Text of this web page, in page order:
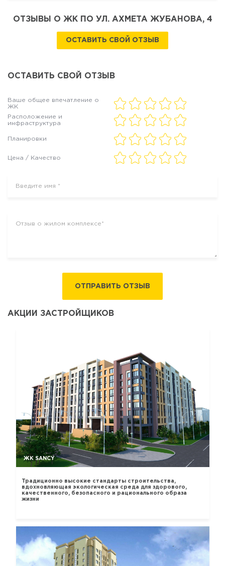
ОТЗЫВЫ О ЖК ПО УЛ. АХМЕТА ЖУБАНОВА, 4
ОСТАВИТЬ СВОЙ ОТЗЫВ
ОСТАВИТЬ СВОЙ ОТЗЫВ
Ваше общее впечатление о
ЖК
Расположение и
инфраструктура
Планировки
Цена / Качество
ОТПРАВИТЬ ОТЗЫВ
АКЦИИ ЗАСТРОЙЩИКОВ
ЖК SANCY
Традиционно высокие стандарты строительства,
вдохновляющая экологическая среда для здорового,
качественного, безопасного и рационального образа
жизни